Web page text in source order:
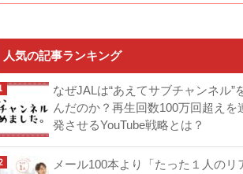
人気の記事ランキング
なぜJALは“あえてサブチャンネル”
んだのか？再生回数100万回超えを
発させるYouTube戦略とは？
メール100本より「たった１人のリ